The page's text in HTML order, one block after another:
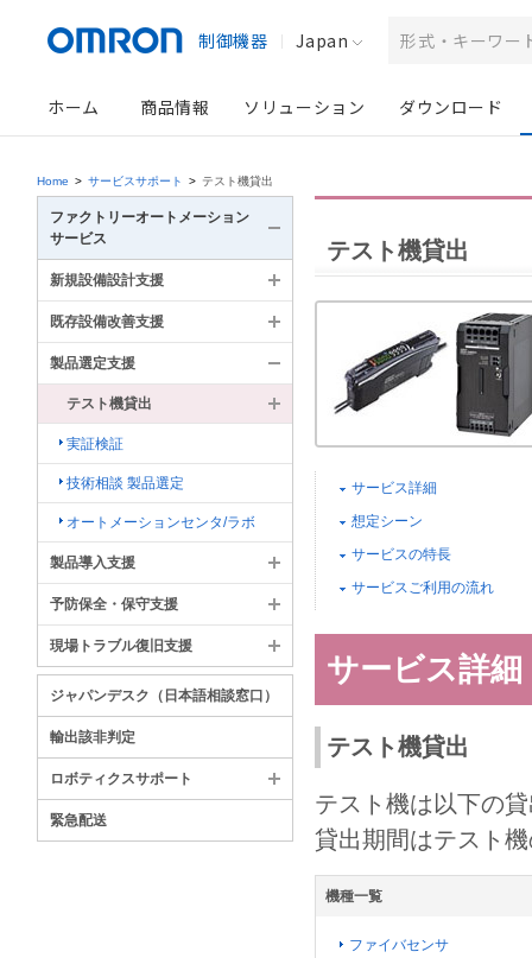
制御機器 Japan
ホーム 商品情報 ソリューション ダウンロード
Home > サービスサポート > テスト機貸出
ファクトリーオートメーション
サービス
新規設備設計支援
既存設備改善支援
製品選定支援
テスト機貸出
実証検証
技術相談 製品選定
オートメーションセンタ/ラボ
製品導入支援
予防保全・保守支援
現場トラブル復旧支援
ジャパンデスク（日本語相談窓口）
輸出該非判定
ロボティクスサポート
緊急配送
テスト機貸出
サービス詳細
想定シーン
サービスの特長
サービスご利用の流れ
サービス詳細
テスト機貸出
テスト機は以下の
貸出期間はテスト
機種一覧
ファイバセンサ